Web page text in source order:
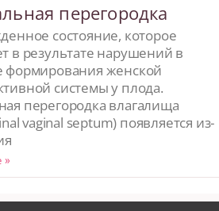
перегородка
состояние, которое
в результате нарушений в
формирования женской
системы у плода.
перегородка влагалища
vaginal septum) появляется из-
»